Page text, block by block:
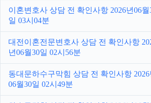
이혼변호사 상담 전 확인사항 2026년06월
일 03시04분
대전이혼전문변호사 상담 전 확인사항
년06월30일 02시56분
동대문하수구막힘 상담 전 확인사항 2026
06월30일 02시49분